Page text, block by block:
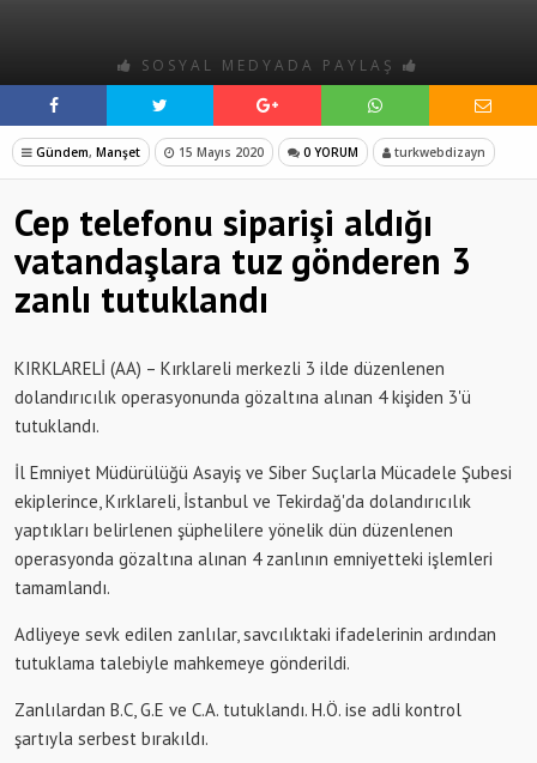
SOSYAL MEDYADA PAYLAŞ
Gündem, Manşet 15 Mayıs 2020 0 YORUM turkwebdizayn
Cep telefonu siparişi aldığı
vatandaşlara tuz gönderen 3
zanlı tutuklandı
KIRKLARELİ (AA) – Kırklareli merkezli 3 ilde düzenlenen
dolandırıcılık operasyonunda gözaltına alınan 4 kişiden 3'ü
tutuklandı.
İl Emniyet Müdürülüğü Asayiş ve Siber Suçlarla Mücadele Şubesi
ekiplerince, Kırklareli, İstanbul ve Tekirdağ'da dolandırıcılık
yaptıkları belirlenen şüphelilere yönelik dün düzenlenen
operasyonda gözaltına alınan 4 zanlının emniyetteki işlemleri
tamamlandı.
Adliyeye sevk edilen zanlılar, savcılıktaki ifadelerinin ardından
tutuklama talebiyle mahkemeye gönderildi.
Zanlılardan B.C, G.E ve C.A. tutuklandı. H.Ö. ise adli kontrol
şartıyla serbest bırakıldı.